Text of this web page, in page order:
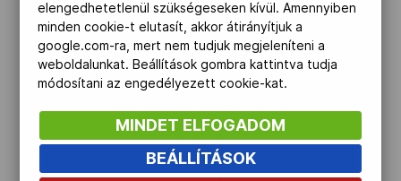
A lányoknál még ketten pályáznak arra,
hogy megmérethessék magukat Kínában
– a szövetségi kapitány esélylatolgatását
elengedhetetlenül szükségeseken kívül. Amennyiben
minden cookie-t elutasít, akkor átirányítjuk a
google.com-ra, mert nem tudjuk megjeleníteni a
weboldalunkat. Beállítások gombra kattintva tudja
módosítani az engedélyezett cookie-kat.
MINDET ELFOGADOM
BEÁLLÍTÁSOK